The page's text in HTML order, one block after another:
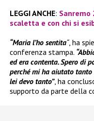
LEGGI ANCHE:
scaletta e con chi si
“Maria l’ho sentita“, ha
conferenza stampa.
ed era contenta. Spero di
perché mi ha aiutato tanto
lei devo tanto”, ha
supporto da parte della